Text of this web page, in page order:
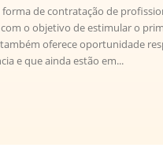
de contratação de
o objetivo de estimular o
oferece oportunidade
e que ainda estão em...